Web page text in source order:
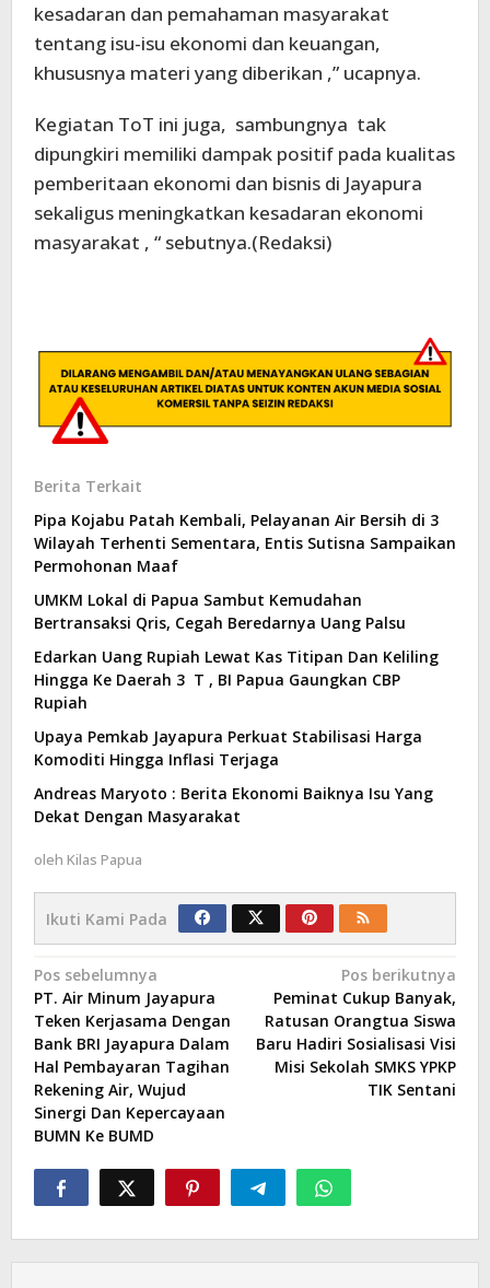
kesadaran dan pemahaman masyarakat
tentang isu-isu ekonomi dan keuangan,
khususnya materi yang diberikan ,” ucapnya.
Kegiatan ToT ini juga, sambungnya tak
dipungkiri memiliki dampak positif pada kualitas
pemberitaan ekonomi dan bisnis di Jayapura
sekaligus meningkatkan kesadaran ekonomi
masyarakat , “ sebutnya.(Redaksi)
Berita Terkait
Pipa Kojabu Patah Kembali, Pelayanan Air Bersih di 3
Wilayah Terhenti Sementara, Entis Sutisna Sampaikan
Permohonan Maaf
UMKM Lokal di Papua Sambut Kemudahan
Bertransaksi Qris, Cegah Beredarnya Uang Palsu
Edarkan Uang Rupiah Lewat Kas Titipan Dan Keliling
Hingga Ke Daerah 3 T , BI Papua Gaungkan CBP
Rupiah
Upaya Pemkab Jayapura Perkuat Stabilisasi Harga
Komoditi Hingga Inflasi Terjaga
Andreas Maryoto : Berita Ekonomi Baiknya Isu Yang
Dekat Dengan Masyarakat
oleh Kilas Papua
Ikuti Kami Pada
Navigasi
pos
Pos sebelumnya
PT. Air Minum Jayapura
Teken Kerjasama Dengan
Bank BRI Jayapura Dalam
Hal Pembayaran Tagihan
Rekening Air, Wujud
Sinergi Dan Kepercayaan
BUMN Ke BUMD
Pos berikutnya
Peminat Cukup Banyak,
Ratusan Orangtua Siswa
Baru Hadiri Sosialisasi Visi
Misi Sekolah SMKS YPKP
TIK Sentani